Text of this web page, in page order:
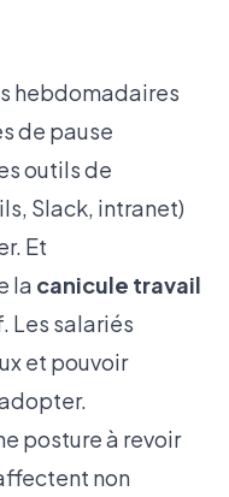
hebdomadaires
de pause
outils de
Slack, intranet)
Et
la canicule travail
Les salariés
et pouvoir
posture à revoir
non